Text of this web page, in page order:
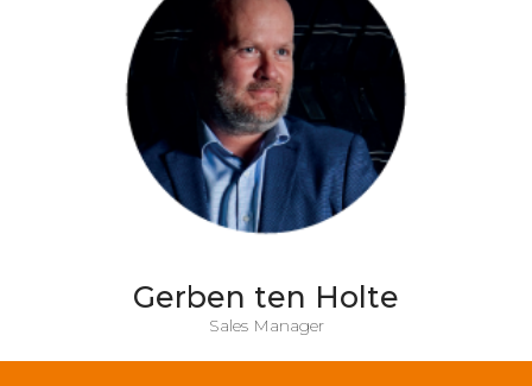
Gerben ten Holte
Sales Manager